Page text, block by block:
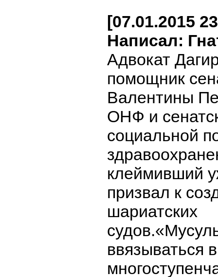
[07.01.2015
Написал:
Адвокат
помощник
Валентины
ОНФ и
социальной
клеймивший
призвал к
шариатских
ввязываться в